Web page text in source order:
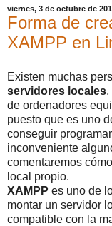
viernes, 3 de octubre de
Forma de
XAMPP en
Existen muchas
servidores locales,
de ordenadores
puesto que es uno
conseguir
inconveniente
comentaremos
local propio.
XAMPP es uno de
montar un servidor
compatible con la